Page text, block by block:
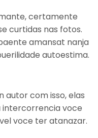
certamente
curtidas nas fotos.
amansat nanja
autoestima.
autor com isso, elas
intercorrencia voce
voce ter atanazar.